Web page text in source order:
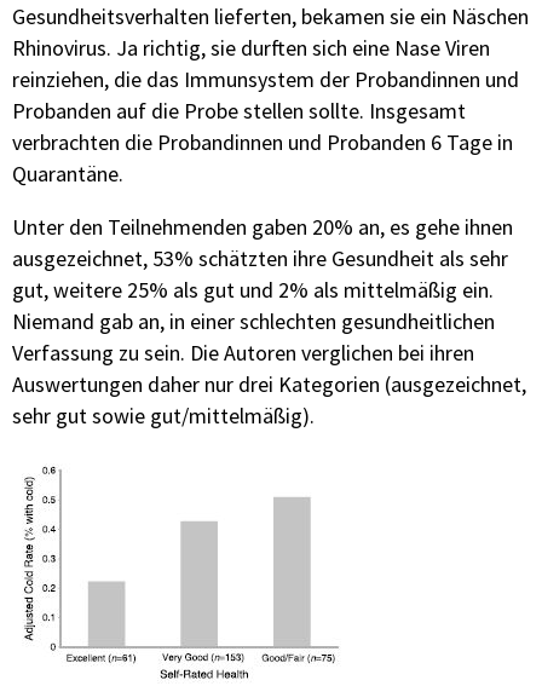
Gesundheitsverhalten lieferten, bekamen sie ein Näschen
Rhinovirus. Ja richtig, sie durften sich eine Nase Viren
reinziehen, die das Immunsystem der Probandinnen und
Probanden auf die Probe stellen sollte. Insgesamt
verbrachten die Probandinnen und Probanden 6 Tage in
Quarantäne.
Unter den Teilnehmenden gaben 20% an, es gehe ihnen
ausgezeichnet, 53% schätzten ihre Gesundheit als sehr
gut, weitere 25% als gut und 2% als mittelmäßig ein.
Niemand gab an, in einer schlechten gesundheitlichen
Verfassung zu sein. Die Autoren verglichen bei ihren
Auswertungen daher nur drei Kategorien (ausgezeichnet,
sehr gut sowie gut/mittelmäßig).